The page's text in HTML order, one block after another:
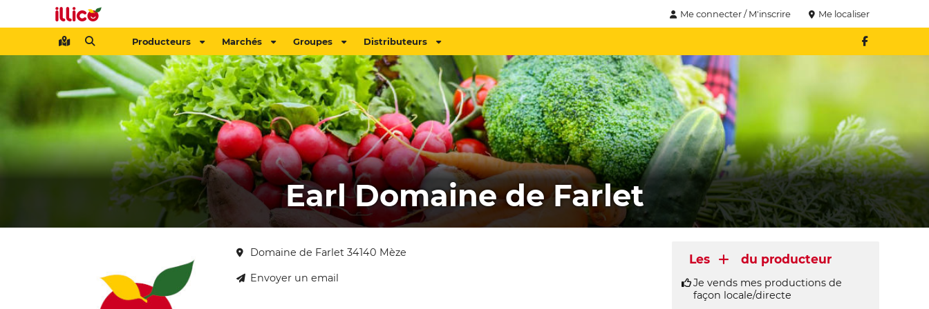
Me connecter / M'inscrire Me localiser
Producteurs Marchés Groupes Distributeurs
Earl Domaine de Farlet
Domaine de Farlet 34140 Mèze
Envoyer un email
Les du producteur
Je vends mes productions de
façon locale/directe